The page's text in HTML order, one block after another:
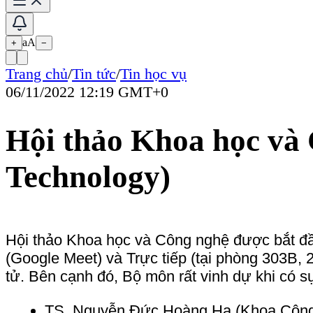
+ aA −
Hội thảo Khoa học và Công
Technology)
Hội thảo Khoa học và Công nghệ được bắt đầu từ tháng 02
(Google Meet) và Trực tiếp (tại phòng 303B, 227 Nguyễn Văn
TS. Nguyễn Đức Hoàng Hạ (Khoa Công nghệ thông tin,
TS. Lê Dương Anh Duy (GES, SHTP LAB)
TS. Phạm Thành Trung (Đại học Namur, Bỉ)
TS. Vũ Thế Đảng (Đại học Osaka, Nhật Bản)
Và các thính giả